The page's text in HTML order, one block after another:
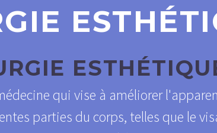
qui vise à améliorer
parties du corps, telles que le